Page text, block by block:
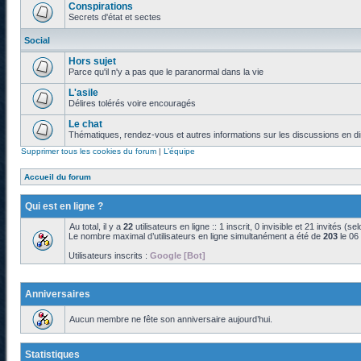
Conspirations
Secrets d'état et sectes
Social
Hors sujet
Parce qu'il n'y a pas que le paranormal dans la vie
L'asile
Délires tolérés voire encouragés
Le chat
Thématiques, rendez-vous et autres informations sur les discussions en
Supprimer tous les cookies du forum | L’équipe
Accueil du forum
Qui est en ligne ?
Au total, il y a 22 utilisateurs en ligne :: 1 inscrit, 0 invisible et 21 invités
Le nombre maximal d’utilisateurs en ligne simultanément a été de 203 le 06
Utilisateurs inscrits : Google [Bot]
Anniversaires
Aucun membre ne fête son anniversaire aujourd’hui.
Statistiques